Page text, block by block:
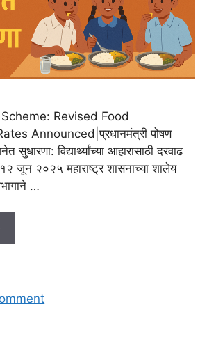
Revised Food
Announced|प्रधानमंत्री पोषण
सुधारणा: विद्यार्थ्यांच्या आहारासाठी दरवाढ
जून २०२५ महाराष्ट्र शासनाच्या शालेय
…